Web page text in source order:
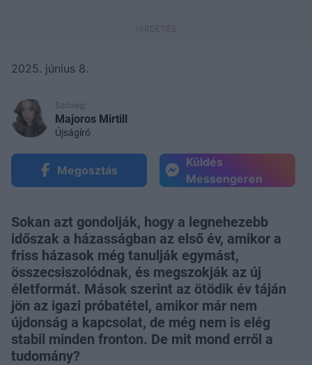
2025. június 8.
Szöveg:
Majoros Mirtill
Újságíró
Megosztás
Küldés
Messengeren
Sokan azt gondolják, hogy a legnehezebb
időszak a házasságban az első év, amikor a
friss házasok még tanulják egymást,
összecsiszolódnak, és megszokják az új
életformát. Mások szerint az ötödik év táján
jön az igazi próbatétel, amikor már nem
újdonság a kapcsolat, de még nem is elég
stabil minden fronton. De mit mond erről a
tudomány?